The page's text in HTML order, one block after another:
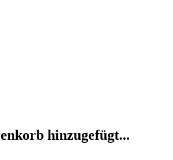
hinzugefügt...